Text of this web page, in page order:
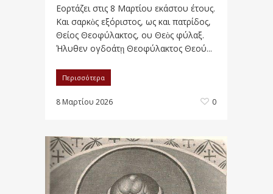
Εορτάζει στις 8 Μαρτίου εκάστου έτους.
Και σαρκὸς εξόριστος, ως και πατρίδος,
Θείος Θεοφύλακτος, ου Θεὸς φύλαξ.
Ήλυθεν ογδοάτῃ Θεοφύλακτος Θεού...
Περισσότερα
8 Μαρτίου 2026 0